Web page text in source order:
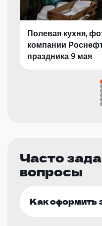
Полевая кухня,
компании
праздника 9 мая
Часто
вопросы
Как оформить